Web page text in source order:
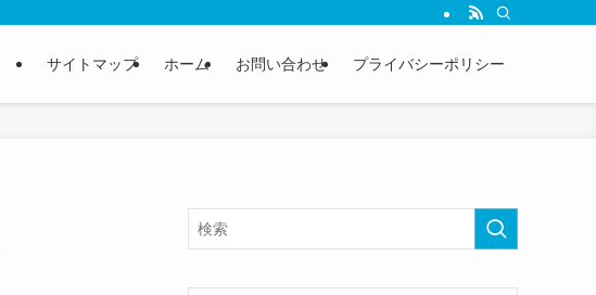
サイトマップ ホーム お問い合わせ プライバシーポリシー